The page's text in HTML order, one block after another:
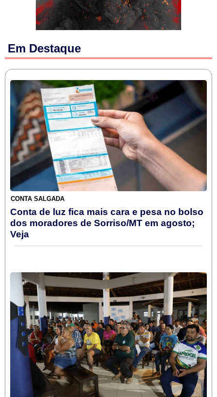
Em Destaque
CONTA SALGADA
Conta de luz fica mais cara e pesa no bolso
dos moradores de Sorriso/MT em agosto;
Veja